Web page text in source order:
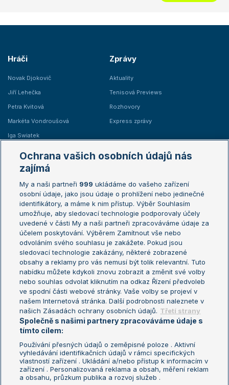
Hráči
Novak Djokovič
Jiří Lehečka
Petra Kvitová
Markéta Vondroušová
Iga Swiatek
Zprávy
Aktuality
Tenisová Previews
Rozhovory
Express zprávy
Žebříčky
Žebříček ATP (muži)
Žebříček WTA (ženy)
Sázkařský žebříček
Australian Open
French Open
Wimbledon
US Open
Turnaj mistrů
Turnaj mistryň
Aktualní trendy
Fotbalové přestupy
Livesport Daily
LS Prague Open
Podmínky užití
Nastavení soukromí
GDPR a žurnalistika
Reklama
Informace o zpracování osobních
Ochrana vašich osobních údajů nás
zajímá
My a naši partneři 999 ukládáme do vašeho zařízení
osobní údaje, jako jsou údaje o prohlížení nebo jedinečné
identifikátory, a máme k nim přístup. Výběr Souhlasím
umožňuje, aby sledovací technologie podporovaly účely
uvedené v části My a naši partneři zpracováváme údaje za
účelem poskytování. Výběrem Zamítnout vše nebo
odvoláním svého souhlasu je zakážete. Pokud jsou
sledovací technologie zakázány, některé zobrazené
obsahy a reklamy pro vás nemusí být tolik relevantní. Tuto
nabídku můžete kdykoli znovu zobrazit a změnit své volby
nebo souhlas odvolat kliknutím na odkaz Řízení předvoleb
ve spodní části webové stránky. Vaše volby se projeví v
našem Internetová stránka. Další podrobnosti naleznete v
našich Zásadách ochrany osobních údajů. Třetí strany
Společně s našimi partnery zpracováváme údaje s
tímto cílem:
Používání přesných údajů o zeměpisné poloze . Aktivní
vyhledávání identifikačních údajů v rámci specifických
vlastností zařízení . Ukládání a/nebo přístup k informacím v
zařízení . Personalizovaná reklama a obsah, měření reklam
a obsahu, průzkum publika a rozvoj služeb .